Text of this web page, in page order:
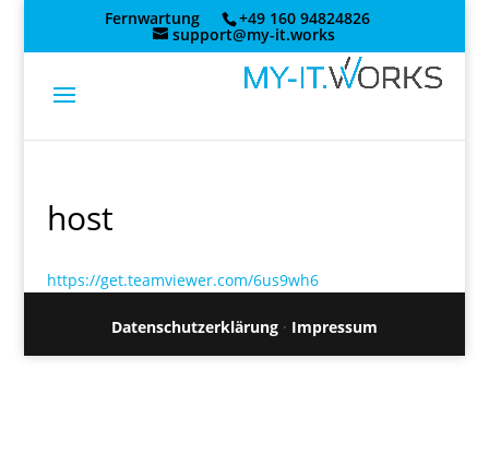
Fernwartung +49 160 94824826
support@my-it.works
host
https://get.teamviewer.com/6us9wh6
Datenschutzerklärung· Impressum